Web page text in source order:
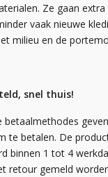
Ze gaan
vaak nieuwe
milieu en de
snel thuis!
betaalmethodes
te betalen. De
binnen 1 tot 4
retour gemeld